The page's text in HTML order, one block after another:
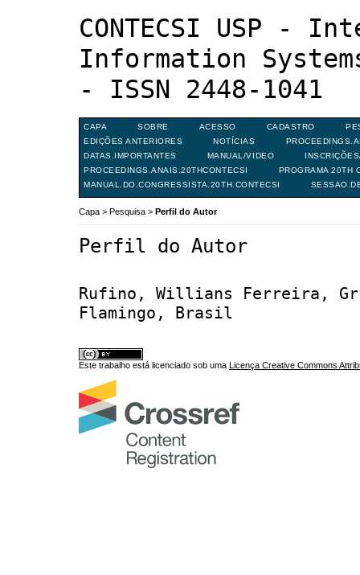
CONTECSI USP -
Information
- ISSN 2448-1041
CAPA SOBRE ACESSO CADASTRO
EDIÇÕES ANTERIORES
NOTÍCIAS
DATAS.IMPORTANTES
MANUAL/VIDEO
PROCEEDINGS.ANAIS.20THCONTECSI
PROGRAMA 20TH
MANUAL.DO.CONGRESSISTA.20TH.CONTECSI
Capa > Pesquisa > Perfil do Autor
Perfil do Autor
Rufino, Willians Ferreira,
Flamingo, Brasil
Este trabalho está licenciado sob uma Licença Creative Commons